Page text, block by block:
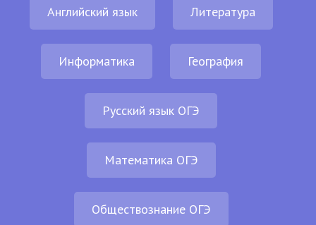
Английский язык Литература
Информатика География
Русский язык ОГЭ
Математика ОГЭ
Обществознание ОГЭ